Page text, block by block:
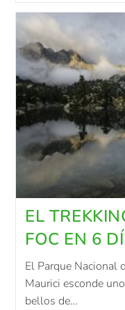
EL
FOC EN 6
El Parque Nacional
Maurici esconde
bellos de…